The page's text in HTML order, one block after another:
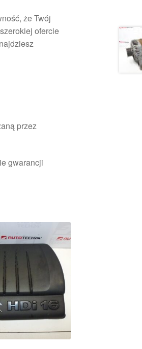
że Twój
ofercie
przez
gwarancji